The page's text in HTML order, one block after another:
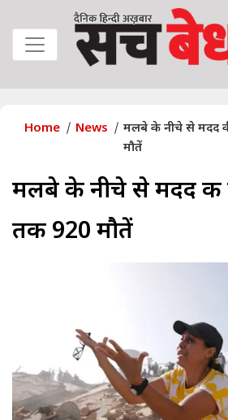
Home News
मलबे के नीचे से मदद
मौतें
मलबे के नीचे से मदद
तक 920 मौतें